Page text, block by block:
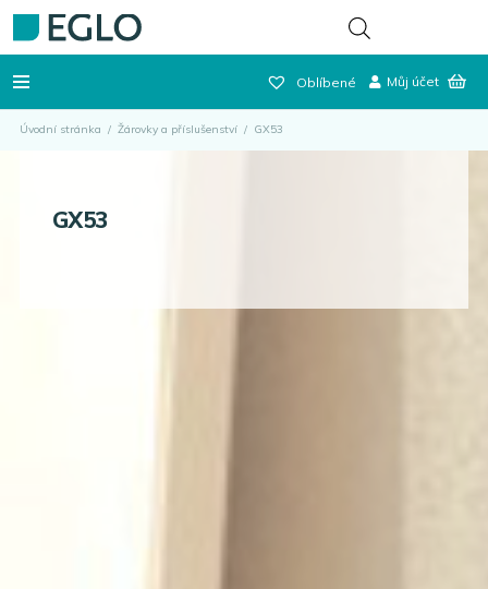
Oblíbené Můj účet
Úvodní stránka / Žárovky a příslušenství / GX53
GX53